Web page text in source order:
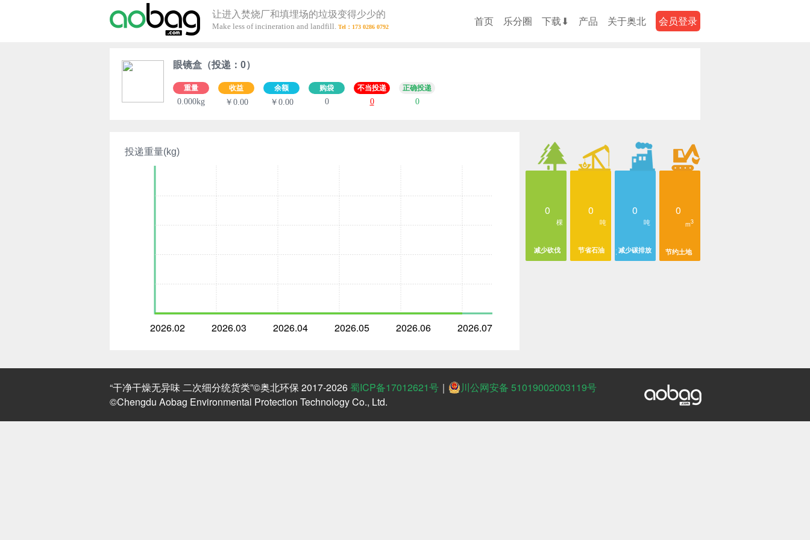
让进入焚烧厂和填埋场的垃圾变得少少的
Make less of incineration and landfill. 首页 乐分圈 下载⬇ 产品 关于奥北 会员登录
眼镜盒（投递：0）
重量
0.000kg
收益
￥0.00
余额
￥0.00
购袋
0
不当投递
0
正确投递
0
投递重量(kg)
2026.02 2026.03 2026.04 2026.05 2026.06 2026.07
0
棵
减少砍伐
0
吨
节省石油
0
吨
减少碳排放
0
m3
节约土地
“干净干燥无异味 二次细分统货类”©奥北环保 2017-2026蜀ICP备17012621号 ｜
川公网安备 51019002003119号
©Chengdu Aobag Environmental Protection Technology Co., Ltd.